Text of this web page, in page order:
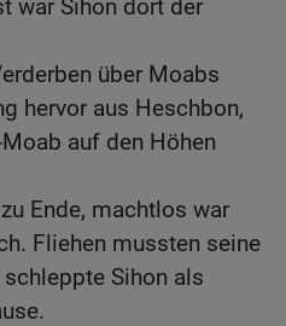
war Sihon dort der
über Moabs
hervor aus Heschbon,
auf den Höhen
Ende, machtlos war
Fliehen mussten seine
Sihon als